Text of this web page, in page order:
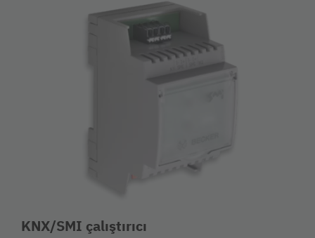
KNX/SMI çalıştırıcı